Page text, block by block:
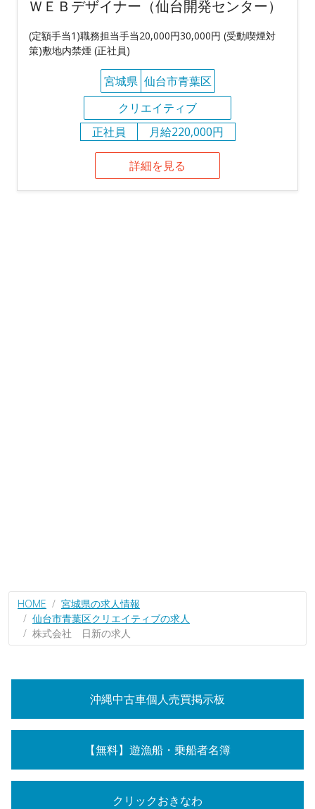
ＷＥＢデザイナー（仙台開発センター）
(定額手当1)職務担当手当20,000円30,000円 (受動喫煙対
策)敷地内禁煙 (正社員)
宮城県 仙台市青葉区
クリエイティブ
正社員
月給220,000円
詳細を見る
HOME
宮城県の求人情報
仙台市青葉区クリエイティブの求人
株式会社 日新の求人
沖縄中古車個人売買掲示板
【無料】遊漁船・乗船者名簿
クリックおきなわ